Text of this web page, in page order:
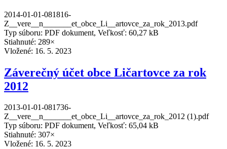
2014-01-01-081816-
Z__vere__n_______et_obce_Li__artovce_za_rok_2013.pdf
Typ súboru: PDF dokument, Veľkosť: 60,27 kB
Stiahnuté: 289×
Vložené: 16. 5. 2023
Záverečný účet obce Ličartovce za rok
2012
2013-01-01-081736-
Z__vere__n_______et_obce_Li__artovce_za_rok_2012 (1).pdf
Typ súboru: PDF dokument, Veľkosť: 65,04 kB
Stiahnuté: 307×
Vložené: 16. 5. 2023